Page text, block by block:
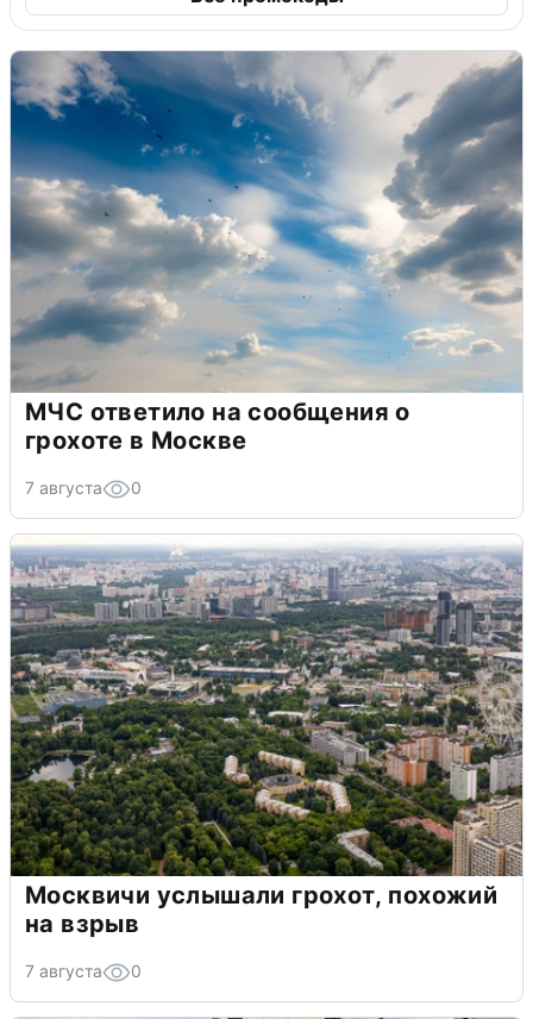
МЧС ответило на сообщения о
грохоте в Москве
7 августа 0
Москвичи услышали грохот, похожий
на взрыв
7 августа 0